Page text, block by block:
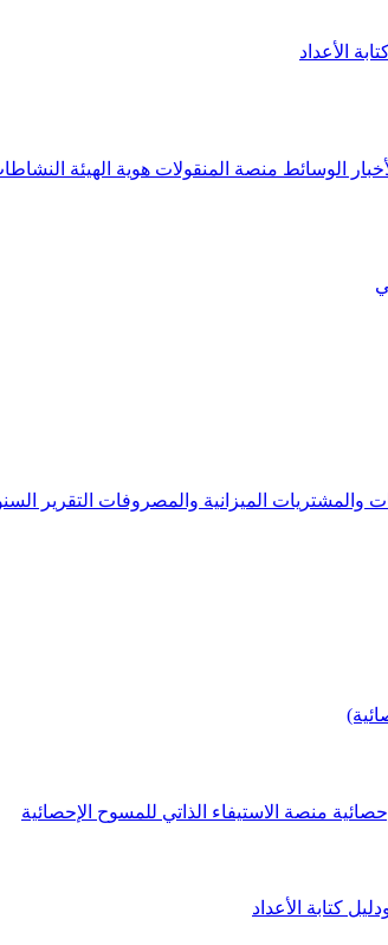
الأعداد
الوسائط منصة المنقولات هوية الهيئة
والمشتريات الميزانية والمصروفات التقرير
منصة الاستيفاء الذاتي للمسوح الإحصائية
كتابة الأعداد